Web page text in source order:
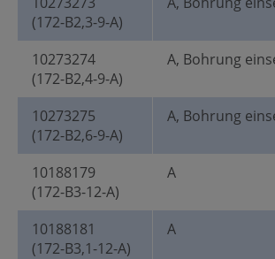
(172-B2,3-9-A)
10273274
(172-B2,4-9-A)
A, Bohrung
10273275
(172-B2,6-9-A)
A, Bohrung
10188179
(172-B3-12-A)
A
10188181
(172-B3,1-12-A)
A